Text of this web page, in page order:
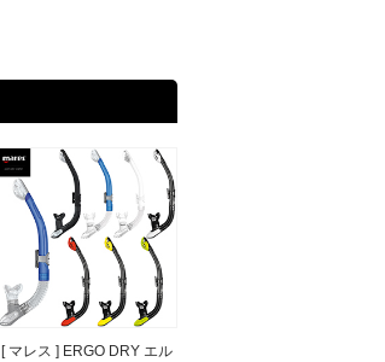
[ マレス ] ERGO DRY エル